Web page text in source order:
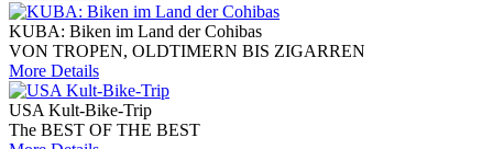
KUBA: Biken im Land der Cohibas
VON TROPEN, OLDTIMERN BIS ZIGARREN
More Details
USA Kult-Bike-Trip
The BEST OF THE BEST